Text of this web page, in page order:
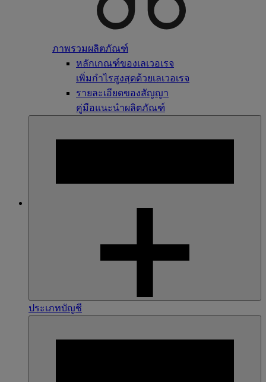
ภาพรวมผลิตภัณฑ์
หลักเกณฑ์ของเลเวอเรจ
เพิ่มกำไรสูงสุดด้วยเลเวอเรจ
รายละเอียดของสัญญา
คู่มือแนะนำผลิตภัณฑ์
ประเภทบัญชี